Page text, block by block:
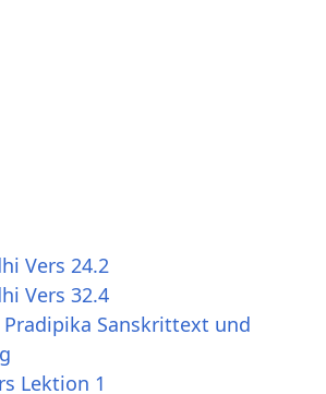
Vers 24.2
Vers 32.4
Pradipika Sanskrittext und
Lektion 1